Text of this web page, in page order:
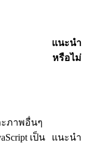
แนะนำ
หรือไม่
ภาพอื่นๆ
เป็น
แนะนำ